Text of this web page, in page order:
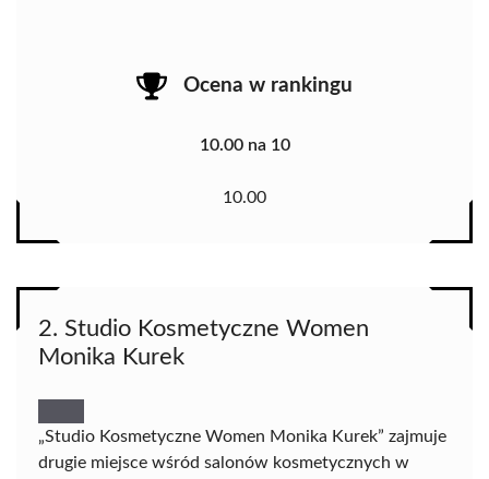
Ocena w rankingu
10.00 na 10
10.00
2. Studio Kosmetyczne Women
Monika Kurek
„Studio Kosmetyczne Women Monika Kurek” zajmuje
drugie miejsce wśród salonów kosmetycznych w